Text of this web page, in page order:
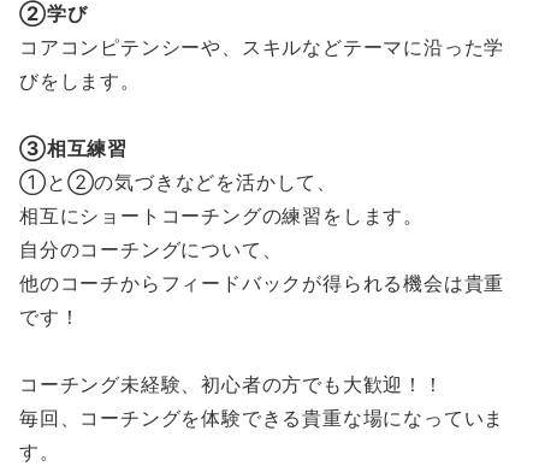
②学び
コアコンピテンシーや、スキルなどテーマに沿った学
びをします。
③相互練習
①と②の気づきなどを活かして、
相互にショートコーチングの練習をします。
自分のコーチングについて、
他のコーチからフィードバックが得られる機会は貴重
です！
コーチング未経験、初心者の方でも大歓迎！！
毎回、コーチングを体験できる貴重な場になっていま
す。